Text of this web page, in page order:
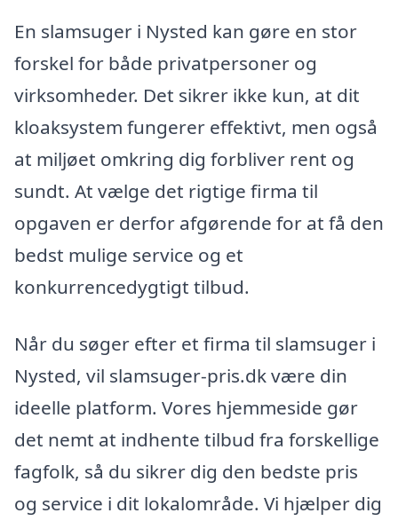
En slamsuger i Nysted kan gøre en stor
forskel for både privatpersoner og
virksomheder. Det sikrer ikke kun, at dit
kloaksystem fungerer effektivt, men også
at miljøet omkring dig forbliver rent og
sundt. At vælge det rigtige firma til
opgaven er derfor afgørende for at få den
bedst mulige service og et
konkurrencedygtigt tilbud.
Når du søger efter et firma til slamsuger i
Nysted, vil slamsuger-pris.dk være din
ideelle platform. Vores hjemmeside gør
det nemt at indhente tilbud fra forskellige
fagfolk, så du sikrer dig den bedste pris
og service i dit lokalområde. Vi hjælper dig